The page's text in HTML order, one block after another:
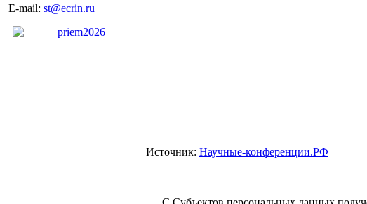
E-mail: st@ecrin.ru
Источник: Научные-конференции.РФ